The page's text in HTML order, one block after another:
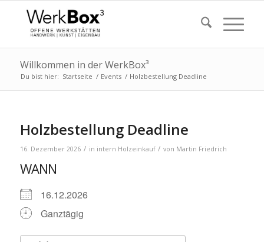
Willkommen in der WerkBox³
Du bist hier: Startseite / Events / Holzbestellung Deadline
Holzbestellung Deadline
16. Dezember 2026 / in intern Holzeinkauf / von Martin Friedrich
WANN
16.12.2026
Ganztägig